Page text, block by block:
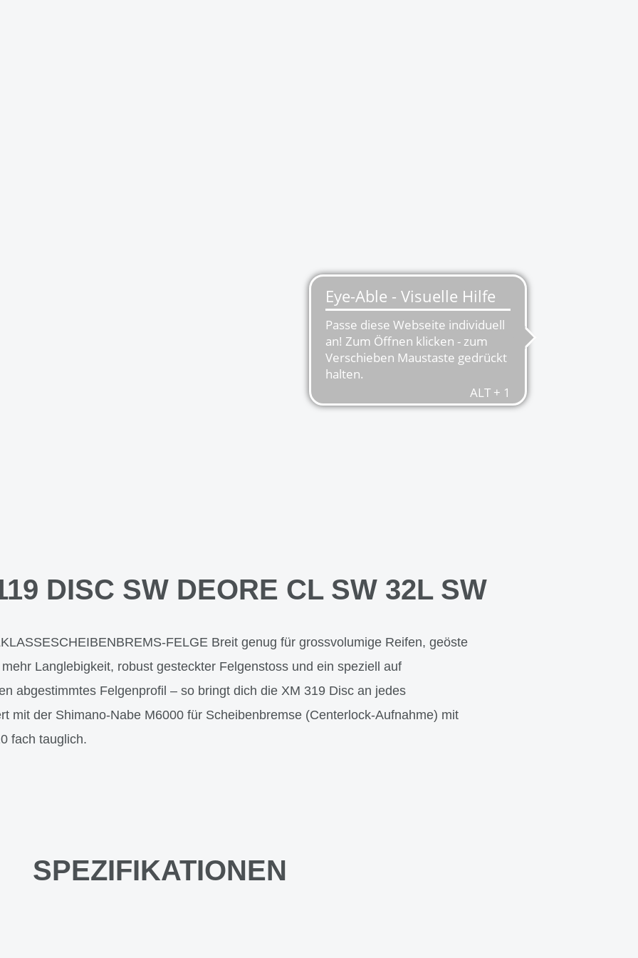
DISC SW DEORE CL SW 32L SW
FELGE Breit genug für grossvolumige Reifen, geöste
Langlebigkeit, robust gesteckter Felgenstoss und ein speziell auf
abgestimmtes Felgenprofil – so bringt dich die XM 319 Disc an jedes
mit der Shimano-Nabe M6000 für Scheibenbremse (Centerlock-Aufnahme) mit
fach tauglich.
SPEZIFIKATIONEN